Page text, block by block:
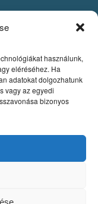
használunk,
eléréséhez. Ha
adatokat dolgozhatunk
vagy az egyedi
bizonyos
szeretne készíteni
elkészítéséhez